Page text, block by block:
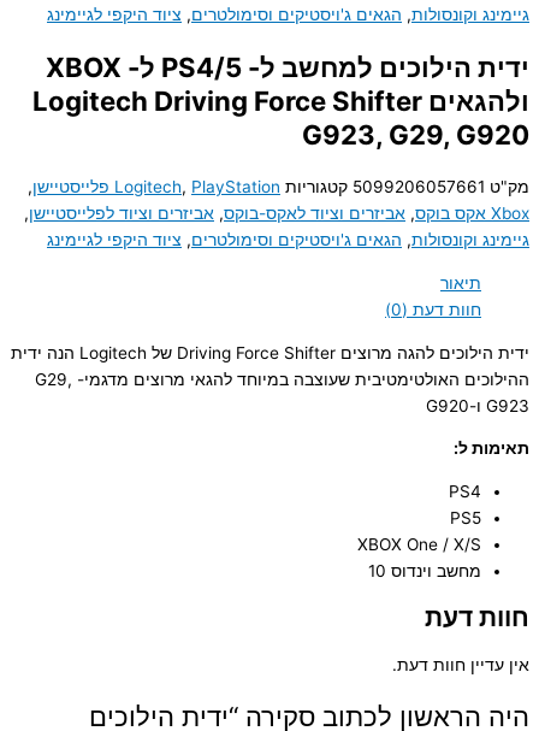
גיימינג וקונסולות, הגאים ג'ויסטיקים וסימולטרים, ציוד היקפי לגיימינג
ידית הילוכים למחשב ל- PS4/5 ל- XBOX
ולהגאים Logitech Driving Force Shifter
G923, G29, G920
מק"ט 5099206057661 קטגוריות Logitech,PlayStation פלייסטיישן
,
Xbox אקס בוקס
, אביזרים וציוד לאקס-בוקס, אביזרים וציוד לפלייסטיישן,
גיימינג וקונסולות, הגאים ג'ויסטיקים וסימולטרים, ציוד היקפי לגיימינג
תיאור
חוות דעת (0)
ידית הילוכים להגה מרוצים Driving Force Shifter של Logitech הנה ידית
ההילוכים האולטימטיבית שעוצבה במיוחד להגאי מרוצים מדגמי- G29,
G923 ו-G920
תאימות ל:
PS4
PS5
XBOX One / X/S
מחשב וינדוס 10
חוות דעת
אין עדיין חוות דעת.
היה הראשון לכתוב סקירה “ידית הילוכים